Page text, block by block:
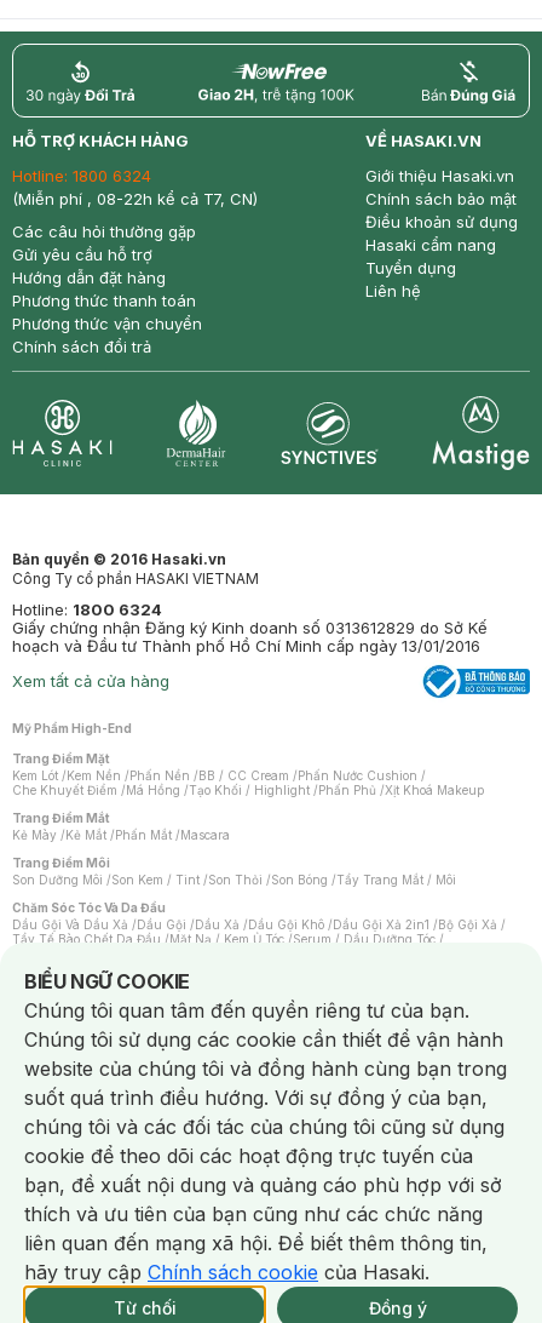
Giao Nhanh Miễn Phí 2H.
tại 337 Chi Nhánh (Trễ tặng 100K)
return nowfree price
HỖ TRỢ KHÁCH HÀNG
Hotline: 1800 6324
(Miễn phí , 08-22h kể cả T7, CN)
Các câu hỏi thường gặp
Gửi yêu cầu hỗ trợ
Hướng dẫn đặt hàng
Phương thức thanh toán
Phương thức vận chuyển
Chính sách đổi trả
VỀ HASAKI.VN
Giới thiệu Hasaki.vn
Chính sách bảo mật
Điều khoản sử dụng
Hasaki cẩm nang
Tuyển dụng
Liên hệ
Bản quyền © 2016 Hasaki.vn
Công Ty cổ phần HASAKI VIETNAM
Hotline: 1800 6324
Giấy chứng nhận Đăng ký Kinh doanh số 0313612829 do Sở Kế
hoạch và Đầu tư Thành phố Hồ Chí Minh cấp ngày 13/01/2016
Xem tất cả cửa hàng
Mỹ Phẩm High-End
Trang Điểm Mặt
Kem Lót /Kem Nền /Phấn Nền /BB / CC Cream /Phấn Nước Cushion /
Che Khuyết Điểm /Má Hồng /Tạo Khối / Highlight /Phấn Phủ /Xịt Khoá Makeup
Trang Điểm Mắt
Kẻ Mày /Kẻ Mắt /Phấn Mắt /Mascara
Trang Điểm Môi
Son Dưỡng Môi /Son Kem / Tint /Son Thỏi /Son Bóng /Tẩy Trang Mắt / Môi
Chăm Sóc Tóc Và Da Đầu
Dầu Gội Và Dầu Xả /Dầu Gội /Dầu Xả /Dầu Gội Khô /Dầu Gội Xả 2in1 /Bộ Gội Xả /
Tẩy Tế Bào Chết Da Đầu /Mặt Nạ / Kem Ủ Tóc /Serum / Dầu Dưỡng Tóc /
Máy Sấy Tóc
Lược
Kem Tẩy Lông/Dụng Cụ Tẩy Lông
Nước Hoa
Nước Hoa Nam Nước Hoa Cao Cấp Xịt Thơm Toàn Thân
Nước Hoa Vùng Kín
Chăm Sóc Cá Nhân
Chống Muỗi
Khẩu Trang Máy Massage Mặt Nạ Xông Hơi/Nước Rửa Tay
Sản Phẩm Chăm Sóc Khác/ Bàn Chải Đánh Răng /Bàn Chải Điện/
Hỗ Trợ Trắng Răng / Kem Đánh Răng Máy Tăm Nước Nước Súc Miệng
Tăm / Chỉ Nha Khoa /Xịt Thơm Miệng / Dung Dịch Vệ Sinh/Dưỡng Vùng Kín/
Khăn Ướt Vệ Sinh Vùng Kín
/Băng Vệ Sinh Tampon Bọt Cạo Râu Dao Cạo Râu/
Máy Cạo Râu
Vấn Đề Về Da
Da Dầu / Lỗ Chân Lông To
Da Khô / Mất Nước /Da Lão Hóa / Da Mụn/
Da Nhạy Cảm / Kích Ứng/Da Xỉn Màu/Thâm / Nám / Tàn Nhang/
Quầng Thâm & Bọng Mắt/ Sẹo
Viêm Da Cơ Địa
Dụng Cụ / Phụ Kiện Chăm Sóc Da
/Khăn Lau Mặt Khô Dụng Cụ / Máy Rửa Mặt/Máy Chăm Sóc Da
BIỂU NGỮ COOKIE
Notice about cookies usage
Chúng tôi quan tâm đến quyền riêng tư của bạn.
Chúng tôi sử dụng các cookie cần thiết để vận hành
website của chúng tôi và đồng hành cùng bạn trong
suốt quá trình điều hướng. Với sự đồng ý của bạn,
chúng tôi và các đối tác của chúng tôi cũng sử dụng
cookie để theo dõi các hoạt động trực tuyến của
bạn, đề xuất nội dung và quảng cáo phù hợp với sở
thích và ưu tiên của bạn cũng như các chức năng
liên quan đến mạng xã hội. Để biết thêm thông tin,
hãy truy cập Chính sách cookie của Hasaki.
Từ chối Đồng ý